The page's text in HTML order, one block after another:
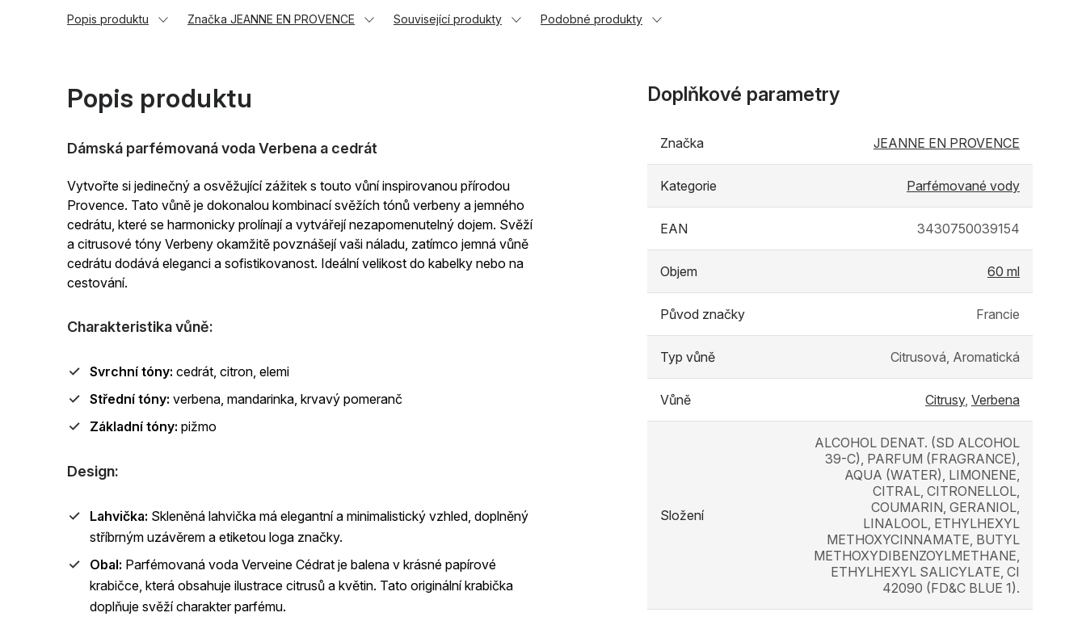
Popis produktu Značka JEANNE EN PROVENCE Související produkty Podobné produkty
Popis produktu
Dámská parfémovaná vodaVerbena a cedrát
Vytvořte si jedinečný a osvěžující zážitek s touto vůní inspirovanou přírodou
Provence. Tato vůně je dokonalou kombinací svěžích tónů verbeny a jemného
cedrátu, které se harmonicky prolínají a vytvářejí nezapomenutelný dojem. Svěží
a citrusové tóny Verbeny okamžitě povznášejí vaši náladu, zatímco jemná vůně
cedrátu dodává eleganci a sofistikovanost. Ideální velikost do kabelky nebo na
cestování.
Charakteristika vůně:
Svrchní tóny: cedrát, citron, elemi
Střední tóny: verbena, mandarinka, krvavý pomeranč
Základní tóny: pižmo
Design:
Lahvička: Skleněná lahvička má elegantní a minimalistický vzhled, doplněný
stříbrným uzávěrem a etiketou loga značky.
Obal: Parfémovaná voda Verveine Cédrat je balena v krásné papírové
krabičce, která obsahuje ilustrace citrusů a květin. Tato originální krabička
doplňuje svěží charakter parfému.
Doplňkové parametry
Značka JEANNE EN PROVENCE
Kategorie Parfémované vody
EAN 3430750039154
Objem 60 ml
Původ značky Francie
Typ vůně Citrusová, Aromatická
Vůně Citrusy, Verbena
Složení
ALCOHOL DENAT. (SD ALCOHOL
39-C), PARFUM (FRAGRANCE),
AQUA (WATER), LIMONENE,
CITRAL, CITRONELLOL,
COUMARIN, GERANIOL,
LINALOOL, ETHYLHEXYL
METHOXYCINNAMATE, BUTYL
METHOXYDIBENZOYLMETHANE,
ETHYLHEXYL SALICYLATE, CI
42090 (FD&C BLUE 1).